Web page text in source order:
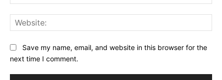
Save my name, email, and website in this browser for the
next time I comment.